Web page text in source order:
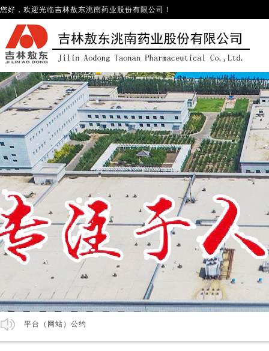
您好，欢迎光临吉林敖东洮南药业股份有限公司 ！
平台（网站）公约